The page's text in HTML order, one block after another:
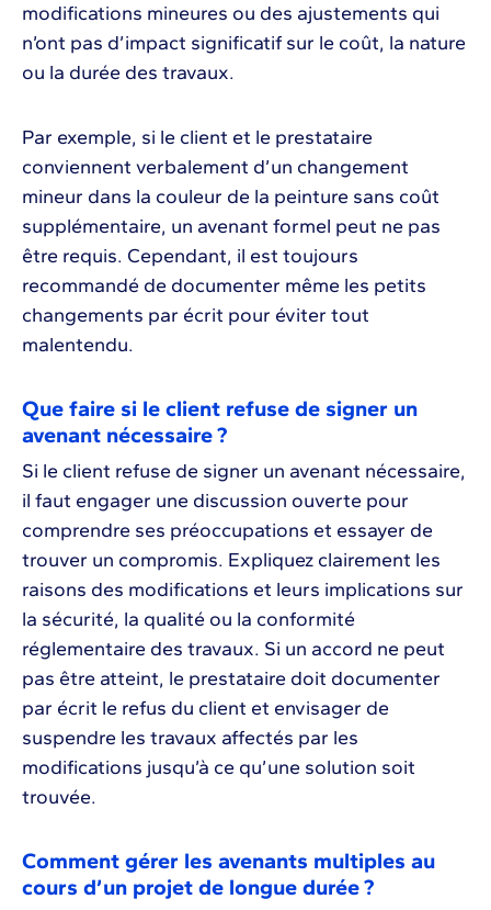
modifications mineures ou des ajustements qui
n’ont pas d’impact significatif sur le coût, la nature
ou la durée des travaux.
Par exemple, si le client et le prestataire
conviennent verbalement d’un changement
mineur dans la couleur de la peinture sans coût
supplémentaire, un avenant formel peut ne pas
être requis. Cependant, il est toujours
recommandé de documenter même les petits
changements par écrit pour éviter tout
malentendu.
Que faire si le client refuse de signer un
avenant nécessaire ?
Si le client refuse de signer un avenant nécessaire,
il faut engager une discussion ouverte pour
comprendre ses préoccupations et essayer de
trouver un compromis. Expliquez clairement les
raisons des modifications et leurs implications sur
la sécurité, la qualité ou la conformité
réglementaire des travaux. Si un accord ne peut
pas être atteint, le prestataire doit documenter
par écrit le refus du client et envisager de
suspendre les travaux affectés par les
modifications jusqu’à ce qu’une solution soit
trouvée.
Comment gérer les avenants multiples au
cours d’un projet de longue durée ?